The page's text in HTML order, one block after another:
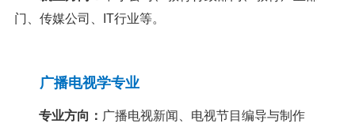
门、传媒公司、
IT行业等。
广播电视学专业
专业方向： 广播电视新闻、电视节目编导与制作